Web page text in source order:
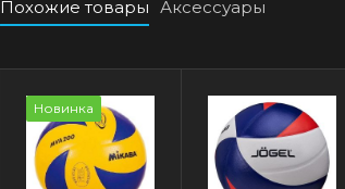
Похожие товары Аксессуары
Новинка